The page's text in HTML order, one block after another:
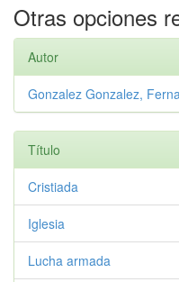
Otras opciones
Autor
Gonzalez Gonzalez,
Título
Cristiada
Iglesia
Lucha armada